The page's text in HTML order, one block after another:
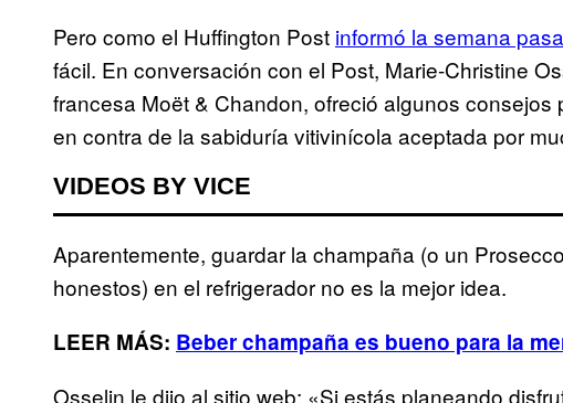
Pero como el Huffington Post informó la semana
fácil. En conversación con el Post, Marie-Christine
francesa Moët & Chandon, ofreció algunos
en contra de la sabiduría vitivinícola aceptada por
VIDEOS BY VICE
Aparentemente, guardar la champaña (o un
honestos) en el refrigerador no es la mejor idea.
LEER MÁS: Beber champaña es bueno para la
Osselin le dijo al sitio web: «Si estás planeando